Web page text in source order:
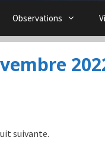
Observations
suivante.